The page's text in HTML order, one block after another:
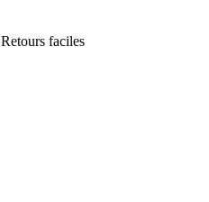
Retours faciles